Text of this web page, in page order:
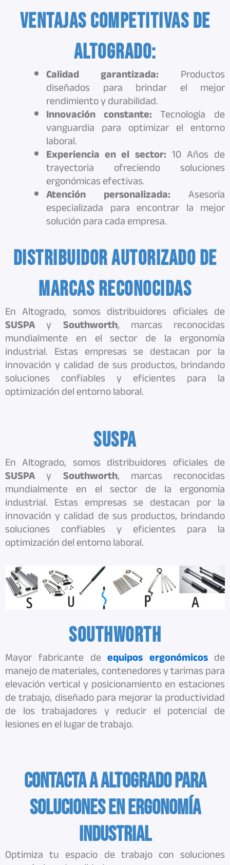
Ventajas competitivas de
Altogrado:
Calidad garantizada: Productos
diseñados para brindar el mejor
rendimiento y durabilidad.
Innovación constante: Tecnología de
vanguardia para optimizar el entorno
laboral.
Experiencia en el sector: 10 Años de
trayectoria ofreciendo soluciones
ergonómicas efectivas.
Atención personalizada: Asesoría
especializada para encontrar la mejor
solución para cada empresa.
Distribuidor autorizado de
marcas reconocidas
En Altogrado, somos distribuidores oficiales de
SUSPA y Southworth, marcas reconocidas
mundialmente en el sector de la ergonomía
industrial. Estas empresas se destacan por la
innovación y calidad de sus productos, brindando
soluciones confiables y eficientes para la
optimización del entorno laboral.
SUSPA
En Altogrado, somos distribuidores oficiales de
SUSPA y Southworth, marcas reconocidas
mundialmente en el sector de la ergonomía
industrial. Estas empresas se destacan por la
innovación y calidad de sus productos, brindando
soluciones confiables y eficientes para la
optimización del entorno laboral.
Southworth
Mayor fabricante deequipos ergonómicos de
manejo de materiales, contenedores y tarimas para
elevación vertical y posicionamiento en estaciones
de trabajo, diseñado para mejorar la productividad
de los trabajadores y reducir el potencial de
lesiones en el lugar de trabajo.
Contacta a Altogrado para
Soluciones en Ergonomía
Industrial
Optimiza tu espacio de trabajo con soluciones